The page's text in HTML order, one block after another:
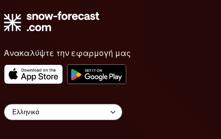
Ανακαλύψτε την εφαρμογή μας